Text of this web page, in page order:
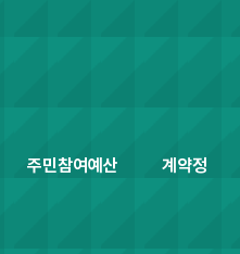
주민참여예산 계약정보